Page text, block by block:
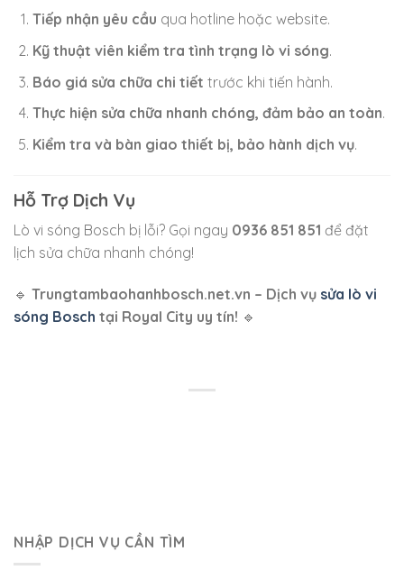
Tiếp nhận yêu cầu qua hotline hoặc website.
Kỹ thuật viên kiểm tra tình trạng lò vi sóng.
Báo giá sửa chữa chi tiết trước khi tiến hành.
Thực hiện sửa chữa nhanh chóng, đảm bảo an toàn.
Kiểm tra và bàn giao thiết bị, bảo hành dịch vụ.
Hỗ Trợ Dịch Vụ
Lò vi sóng Bosch bị lỗi? Gọi ngay 0936 851 851 để đặt
lịch sửa chữa nhanh chóng!
🔹 Trungtambaohanhbosch.net.vn – Dịch vụ sửa lò vi
sóng Bosch tại Royal City uy tín! 🔹
NHẬP DỊCH VỤ CẦN TÌM